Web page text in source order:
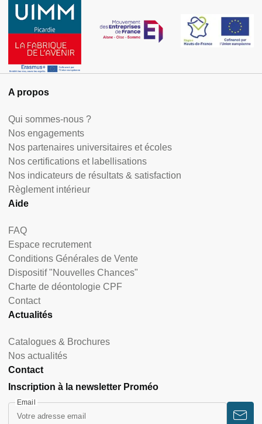
A propos
Qui sommes-nous ?
Nos engagements
Nos partenaires universitaires et écoles
Nos certifications et labellisations
Nos indicateurs de résultats & satisfaction
Règlement intérieur
Aide
FAQ
Espace recrutement
Conditions Générales de Vente
Dispositif "Nouvelles Chances"
Charte de déontologie CPF
Contact
Actualités
Catalogues & Brochures
Nos actualités
Contact
Inscription à la newsletter Proméo
Email